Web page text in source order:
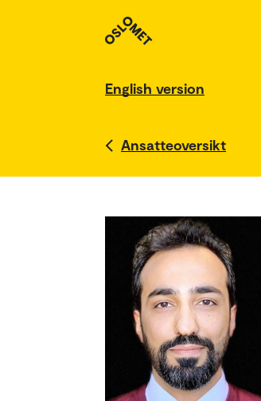
English version
Ansatteoversikt